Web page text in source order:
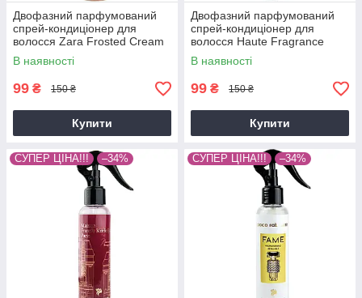
Двофазний парфумований
спрей-кондиціонер для
волосся Zara Frosted Cream
Brand Collection 150 мл
В наявності
99 ₴ 150 ₴
Купити
Двофазний парфумований
спрей-кондиціонер для
волосся Haute Fragrance
Company Devils Intrigue
Brand Collection 150 мл
В наявності
99 ₴ 150 ₴
Купити
СУПЕР ЦІНА!!! –34% СУПЕР ЦІНА!!! –34%